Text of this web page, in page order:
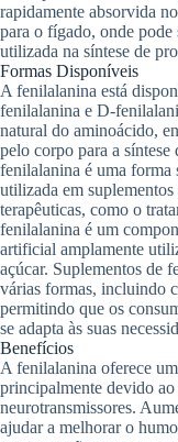
rapidamente absorvida
para o fígado, onde
utilizada na síntese de
Formas Disponíveis
A fenilalanina está
fenilalanina e D-
natural do aminoácido,
pelo corpo para a
fenilalanina é uma forma
utilizada em
terapêuticas, como o
fenilalanina é um
artificial amplamente
açúcar. Suplementos de
várias formas, incluindo
permitindo que os
se adapta às suas
Benefícios
A fenilalanina oferece
principalmente devido
neurotransmissores.
ajudar a melhorar o